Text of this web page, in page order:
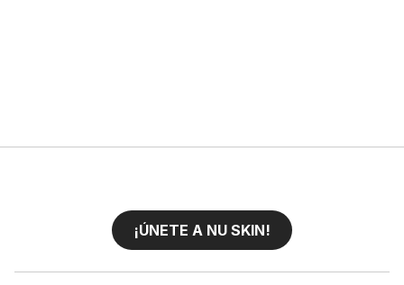
¡ÚNETE A NU SKIN!